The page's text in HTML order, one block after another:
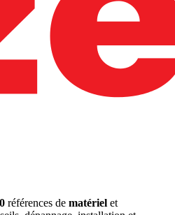
références de matériel et